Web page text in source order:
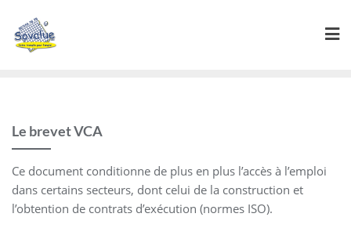
Le brevet VCA
Ce document conditionne de plus en plus l’accès à l’emploi
dans certains secteurs, dont celui de la construction et
l’obtention de contrats d’exécution (normes ISO).